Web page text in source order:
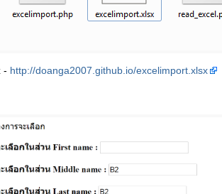
- http://doanga2007.github.io/excelimport.xlsx